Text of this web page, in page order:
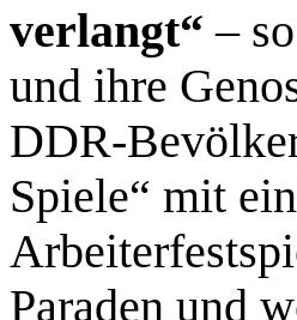
verlangt“ –
und ihre
DDR-
Spiele“ mit
Paraden und